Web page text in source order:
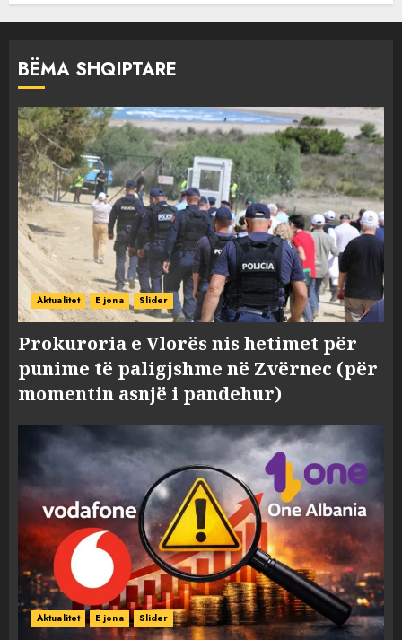
BËMA SHQIPTARE
Aktualitet E jona Slider
Prokuroria e Vlorës nis hetimet për
punime të paligjshme në Zvërnec (për
momentin asnjë i pandehur)
Aktualitet E jona Slider